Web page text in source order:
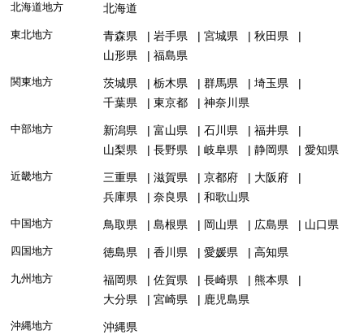
北海道地方 北海道
東北地方 青森県 岩手県 宮城県
秋田県
山形県
福島県
関東地方 茨城県 栃木県 群馬県
埼玉県
千葉県
東京都 神奈川県
中部地方 新潟県 富山県 石川県
福井県
山梨県
長野県 岐阜県 静岡県 愛知県
近畿地方 三重県 滋賀県 京都府
大阪府
兵庫県
奈良県 和歌山県
中国地方 鳥取県 島根県 岡山県 広島県 山口県
四国地方 徳島県 香川県 愛媛県 高知県
九州地方 福岡県 佐賀県 長崎県
熊本県
大分県
宮崎県 鹿児島県
沖縄地方 沖縄県